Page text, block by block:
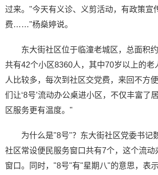
过来。"今天有义诊、义剪活动，有政策宣
费……"杨燊婷说。
东大街社区位于临潼老城区，总面积
共有42个小区8360人，其中70岁以上的老
人比较多，每次到社区交党费，来回不方
们让‘8号’流动办公桌进小区，不仅丰富了
区服务更有温度。"
为什么是"8号"？东大街社区党委书记
社区常设便民服务窗口共有7个，这个流动
窗口。同时，"8号"有"星期八"的意思，表